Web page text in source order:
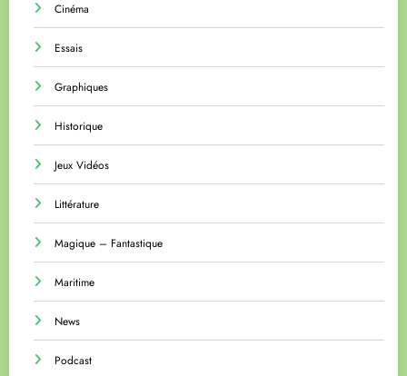
Cinéma
Essais
Graphiques
Historique
Jeux Vidéos
Littérature
Magique – Fantastique
Maritime
News
Podcast